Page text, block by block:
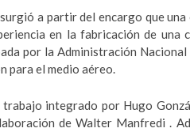
a partir del encargo que
en la fabricación de una
por la Administración
para el medio aéreo.
trabajo integrado por Hugo
de Walter Manfredi .